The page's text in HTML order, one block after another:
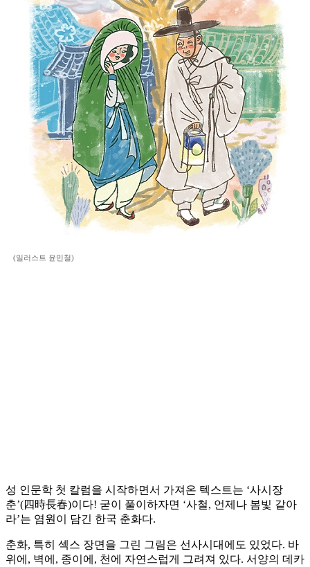
(일러스트 윤민철)
성 인문학 첫 칼럼을 시작하면서 가져온 텍스트는 ‘사시장
춘’(四時長春)이다! 굳이 풀이하자면 ‘사철, 언제나 봄빛 같아
라’는 염원이 담긴 한국 춘화다.
춘화, 특히 섹스 장면을 그린 그림은 선사시대에도 있었다. 바
위에, 벽에, 종이에, 천에 자연스럽게 그려져 있다. 서양의 데카